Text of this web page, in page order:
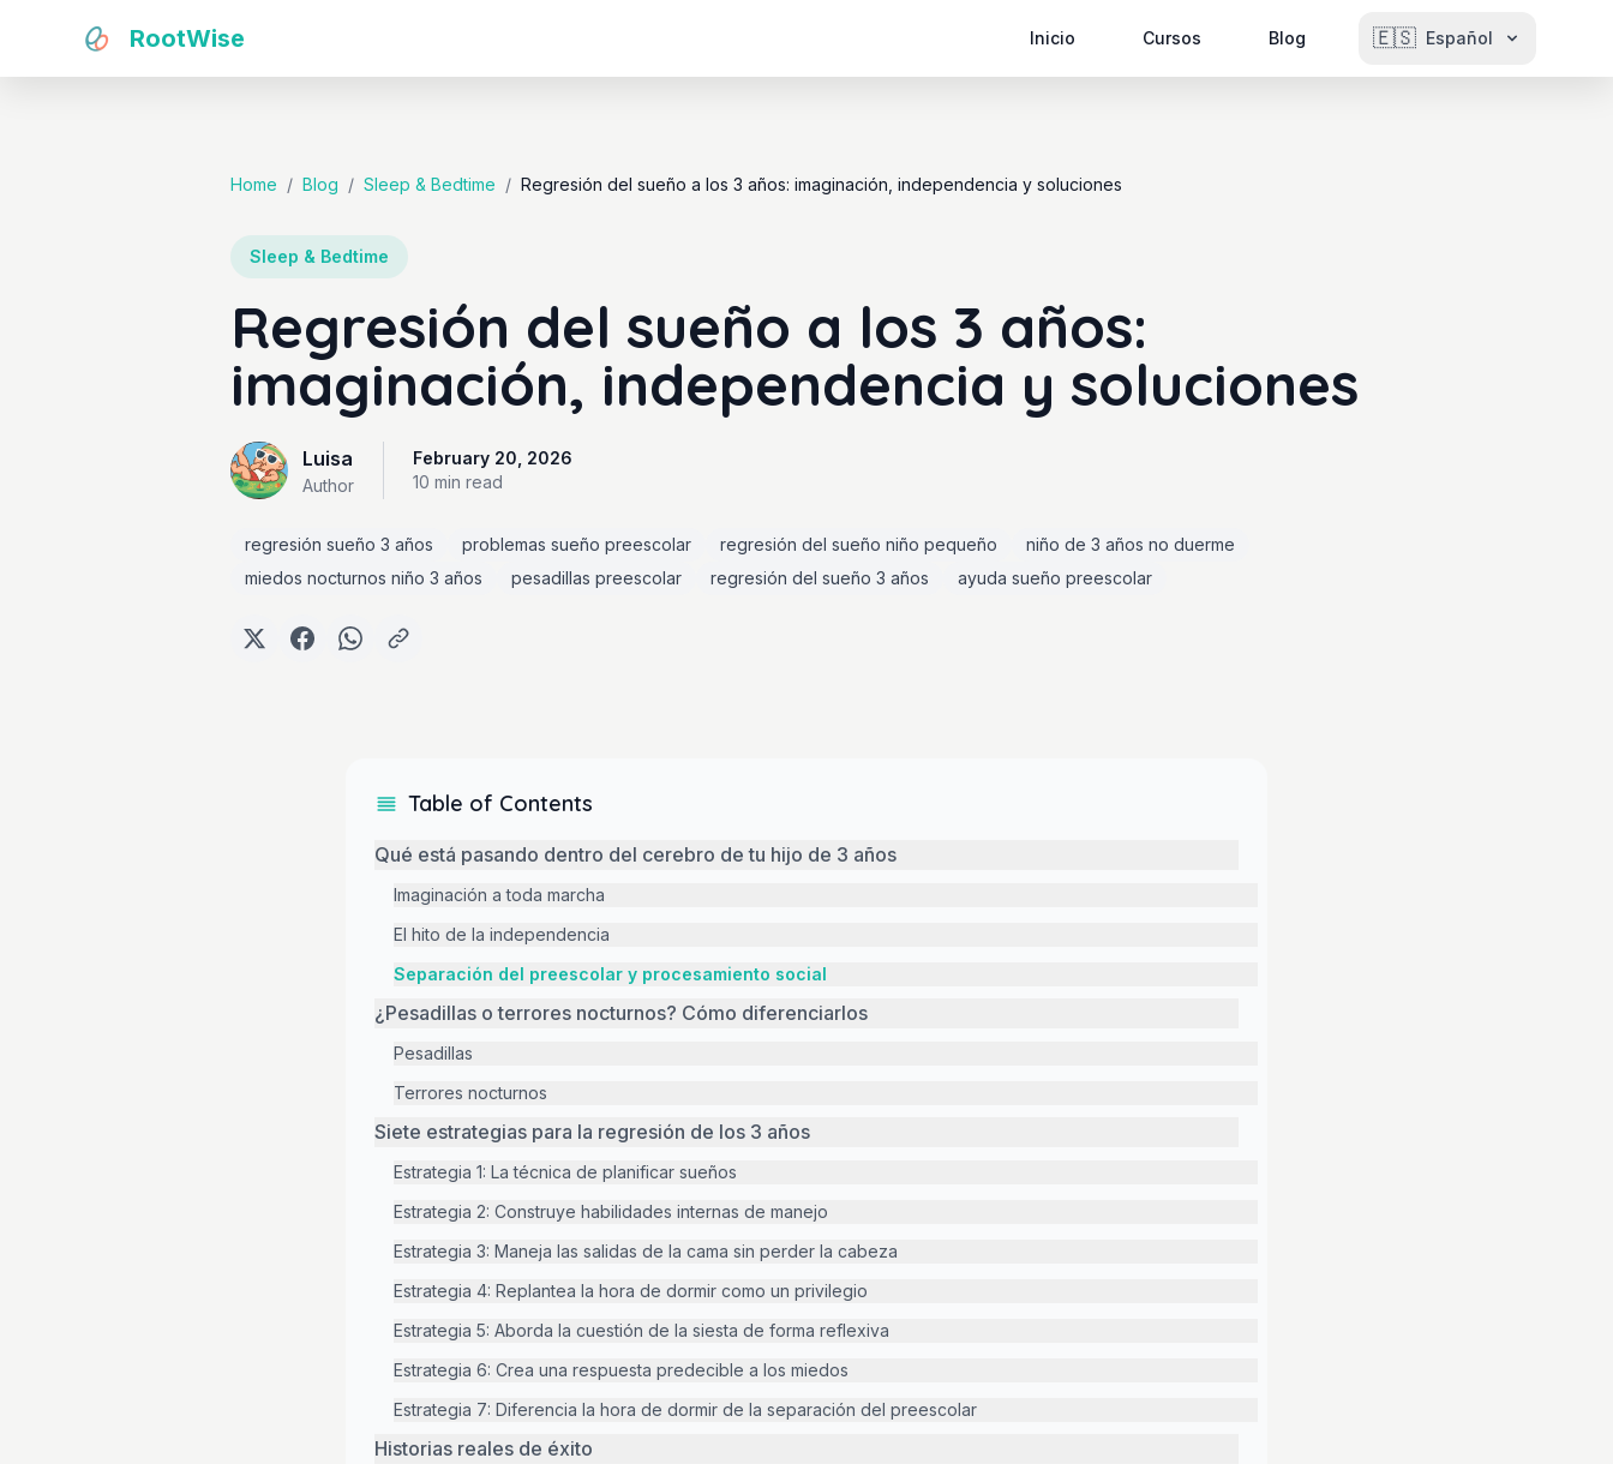
RootWise Inicio Cursos Blog 🇪🇸 Español
Home / Blog / Sleep & Bedtime / Regresión del sueño a los 3 años: imaginación, independencia y soluciones
Sleep & Bedtime
Regresión del sueño a los 3 años:
imaginación, independencia y soluciones
Luisa
Author
February 20, 2026
10 min read
regresión sueño 3 años problemas sueño preescolar regresión del sueño niño pequeño
niño de 3 años no duerme
miedos nocturnos niño 3 años
pesadillas preescolar regresión del sueño 3 años ayuda sueño preescolar
Table of Contents
Qué está pasando dentro del cerebro de tu hijo de 3 años
Imaginación a toda marcha
El hito de la independencia
Separación del preescolar y procesamiento social
¿Pesadillas o terrores nocturnos? Cómo diferenciarlos
Pesadillas
Terrores nocturnos
Siete estrategias para la regresión de los 3 años
Estrategia 1: La técnica de planificar sueños
Estrategia 2: Construye habilidades internas de manejo
Estrategia 3: Maneja las salidas de la cama sin perder la cabeza
Estrategia 4: Replantea la hora de dormir como un privilegio
Estrategia 5: Aborda la cuestión de la siesta de forma reflexiva
Estrategia 6: Crea una respuesta predecible a los miedos
Estrategia 7: Diferencia la hora de dormir de la separación del preescolar
Historias reales de éxito